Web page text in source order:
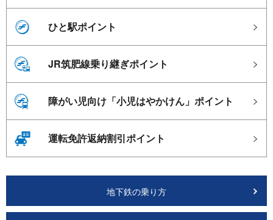
ひと駅ポイント
JR筑肥線乗り継ぎポイント
障がい児向け「小児はやかけん」ポイント
運転免許返納割引ポイント
地下鉄の乗り方